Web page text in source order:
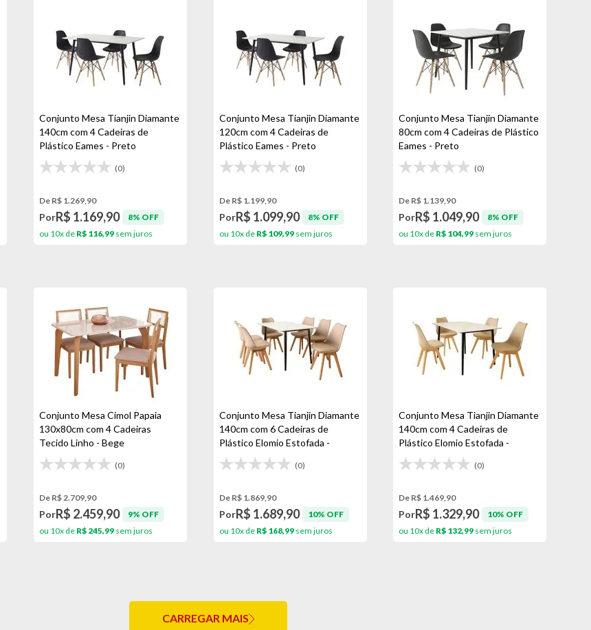
Conjunto Mesa Tianjin Diamante
140cm com 4 Cadeiras de
Plástico Eames - Preto
(0)
De R$ 1.269,90
PorR$ 1.169,90
8% OFF
ou 10x de R$ 116,99sem juros
Conjunto Mesa Tianjin Diamante
120cm com 4 Cadeiras de
Plástico Eames - Preto
(0)
De R$ 1.199,90
PorR$ 1.099,90
8% OFF
ou 10x de R$ 109,99sem juros
Conjunto Mesa Tianjin Diamante
80cm com 4 Cadeiras de Plástico
Eames - Preto
(0)
De R$ 1.139,90
PorR$ 1.049,90
8% OFF
ou 10x de R$ 104,99 sem juros
Conjunto Mesa Cimol Papaia
130x80cm com 4 Cadeiras
Tecido Linho - Bege
(0)
De R$ 2.709,90
PorR$ 2.459,90
9% OFF
ou 10x de R$ 245,99sem juros
Conjunto Mesa Tianjin Diamante
140cm com 6 Cadeiras de
Plástico Elomio Estofada -
Branco/Preto
(0)
De R$ 1.869,90
PorR$ 1.689,90
10% OFF
ou 10x de R$ 168,99sem juros
Conjunto Mesa Tianjin Diamante
140cm com 4 Cadeiras de
Plástico Elomio Estofada -
Branco/Preto
(0)
De R$ 1.469,90
PorR$ 1.329,90
10% OFF
ou 10x de R$ 132,99 sem juros
CARREGAR MAIS